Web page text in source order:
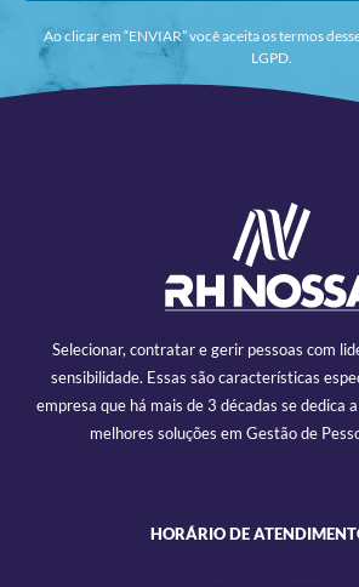
Ao clicar em “ENVIAR” você aceita os termos
LGPD.
Selecionar, contratar e gerir pessoas com
sensibilidade. Essas são características
empresa que há mais de 3 décadas se dedica
melhores soluções em Gestão de
HORÁRIO DE